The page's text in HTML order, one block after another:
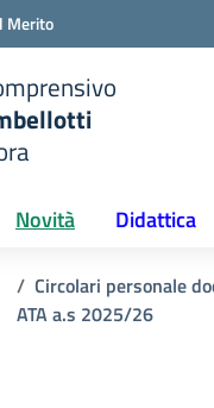
Merito
Novità Didattica
Circolari personale
ATA a.s 2025/26